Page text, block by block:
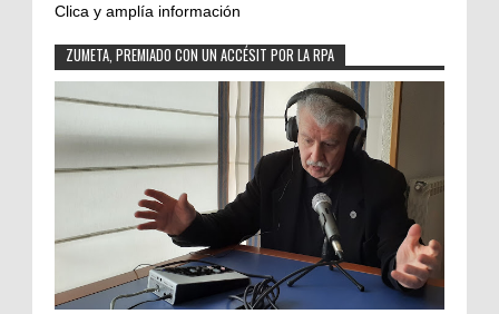
Clica y amplía información
ZUMETA, PREMIADO CON UN ACCÉSIT POR LA RPA